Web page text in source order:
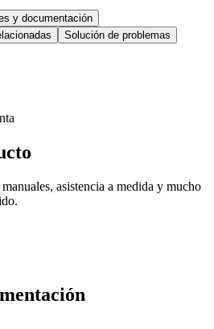
y documentación
Solución de problemas
asistencia a medida y mucho